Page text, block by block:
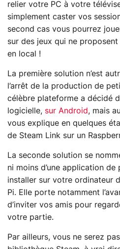
relier votre PC à votre
simplement caster vos
second cas vous pourrez
sur des jeux qui ne proposent
en local !
La première solution n’est
l’arrêt de la production de
célèbre plateforme a décidé
logicielle, sur Android, mais
vous explique en quelques
de Steam Link sur un
La seconde solution se
ni moins d’une application de
installer sur votre ordinateur
Pi. Elle porte notamment
d’inviter vos amis pour
votre partie.
Par ailleurs, vous ne serez